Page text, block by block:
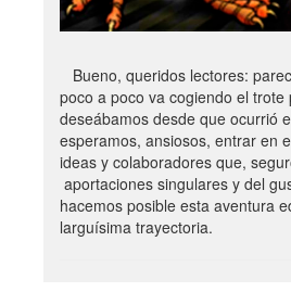
Bueno, queridos lectores:
poco a poco va cogiendo el trote
deseábamos desde que ocurrió
esperamos, ansiosos, entrar en
ideas y colaboradores que,
aportaciones singulares y del
hacemos posible esta aventura
larguísima trayectoria.